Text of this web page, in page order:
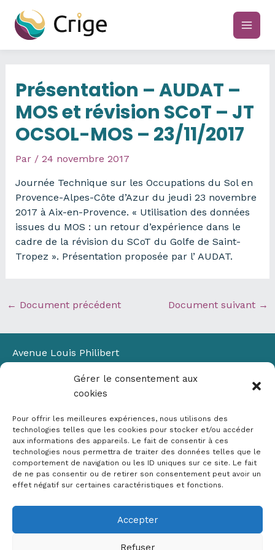
Gérer le consentement aux
cookies
Pour offrir les meilleures expériences, nous utilisons des
technologies telles que les cookies pour stocker et/ou accéder
aux informations des appareils. Le fait de consentir à ces
technologies nous permettra de traiter des données telles que le
comportement de navigation ou les ID uniques sur ce site. Le fait
de ne pas consentir ou de retirer son consentement peut avoir un
effet négatif sur certaines caractéristiques et fonctions.
Accepter
Refuser
contenu
main
Présentation – AUDAT –
MOS et révision SCoT – JT
OCSOL-MOS – 23/11/2017
Par / 24 novembre 2017
Journée Technique sur les Occupations du Sol en
Provence-Alpes-Côte d’Azur du jeudi 23 novembre
2017 à Aix-en-Provence. « Utilisation des données
issues du MOS : un retour d’expérience dans le
cadre de la révision du SCoT du Golfe de Saint-
Tropez ». Présentation proposée par l’ AUDAT.
← Document précédent Document suivant →
Avenue Louis Philibert
Bâtiment Laennec
13100 Aix-en-Provence
✉ contact@crige-paca.org
Mentions légales
RGPD